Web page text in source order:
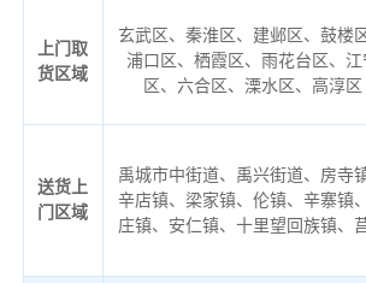
上门取
货区域
玄武区、秦淮区、建邺区、鼓楼区
浦口区、栖霞区、雨花台区、江
区、六合区、溧水区、高淳区
送货上
门区域
禹城市中街道、禹兴街道、房寺镇
辛店镇、梁家镇、伦镇、辛寨镇
庄镇、安仁镇、十里望回族镇、